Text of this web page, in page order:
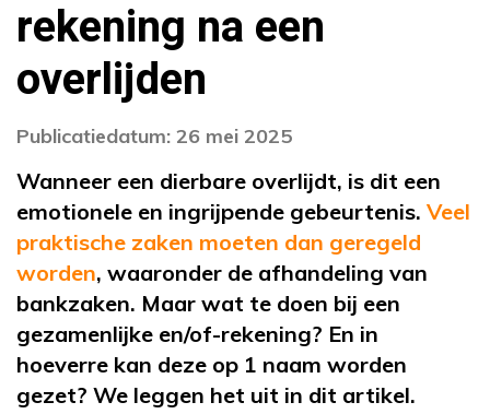
rekening na een
overlijden
Publicatiedatum: 26 mei 2025
Wanneer een dierbare overlijdt, is dit een
emotionele en ingrijpende gebeurtenis. Veel
praktische zaken moeten dan geregeld
worden, waaronder de afhandeling van
bankzaken. Maar wat te doen bij een
gezamenlijke en/of-rekening? En in
hoeverre kan deze op 1 naam worden
gezet? We leggen het uit in dit artikel.